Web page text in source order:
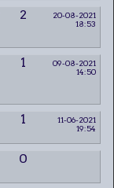
2
20-08-2021
18:53
1
09-08-2021
14:50
1
11-06-2021
19:54
0